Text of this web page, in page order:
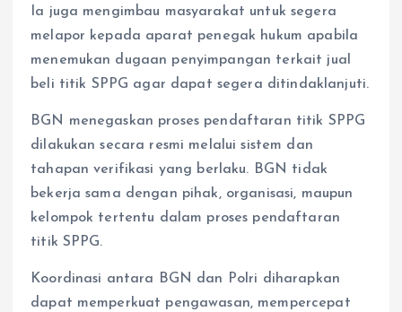
Ia juga mengimbau masyarakat untuk segera
melapor kepada aparat penegak hukum apabila
menemukan dugaan penyimpangan terkait jual
beli titik SPPG agar dapat segera ditindaklanjuti.
BGN menegaskan proses pendaftaran titik SPPG
dilakukan secara resmi melalui sistem dan
tahapan verifikasi yang berlaku. BGN tidak
bekerja sama dengan pihak, organisasi, maupun
kelompok tertentu dalam proses pendaftaran
titik SPPG.
Koordinasi antara BGN dan Polri diharapkan
dapat memperkuat pengawasan, mempercepat